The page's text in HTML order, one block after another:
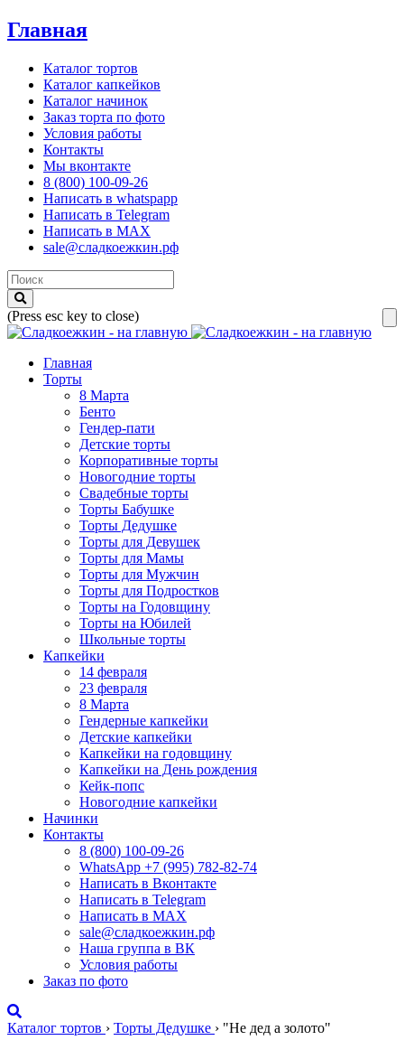
Главная
Каталог тортов
Каталог капкейков
Каталог начинок
Заказ торта по фото
Условия работы
Контакты
Мы вконтакте
8 (800) 100-09-26
Написать в whatspapp
Написать в Telegram
Написать в MAX
sale@сладкоежкин.рф
(Press esc key to close)
Главная
Торты
8 Марта
Бенто
Гендер-пати
Детские торты
Корпоративные торты
Новогодние торты
Свадебные торты
Торты Бабушке
Торты Дедушке
Торты для Девушек
Торты для Мамы
Торты для Мужчин
Торты для Подростков
Торты на Годовщину
Торты на Юбилей
Школьные торты
Капкейки
14 февраля
23 февраля
8 Марта
Гендерные капкейки
Детские капкейки
Капкейки на годовщину
Капкейки на День рождения
Кейк-попс
Новогодние капкейки
Начинки
Контакты
8 (800) 100-09-26
WhatsApp +7 (995) 782-82-74
Написать в Вконтакте
Написать в Telegram
Написать в MAX
sale@сладкоежкин.рф
Наша группа в ВК
Условия работы
Заказ по фото
Каталог тортов › Торты Дедушке › "Не дед а золото"